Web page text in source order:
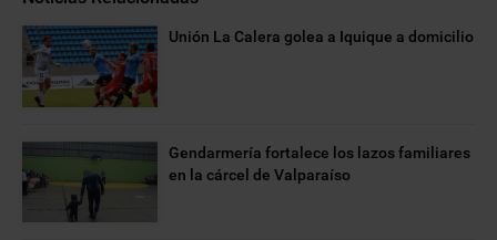
Unión La Calera golea a Iquique a domicilio
Gendarmería fortalece los lazos familiares
en la cárcel de Valparaíso